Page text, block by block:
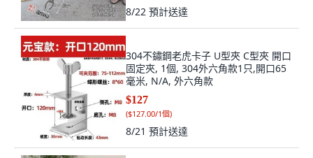
8/22 預計送達
304不鏽鋼老虎卡子 U型夾 C型夾 開口
固定夾, 1個, 304外六角款1只,開口65
毫米, N/A, 外六角款
$127
($127.00/1個)
8/21 預計送達